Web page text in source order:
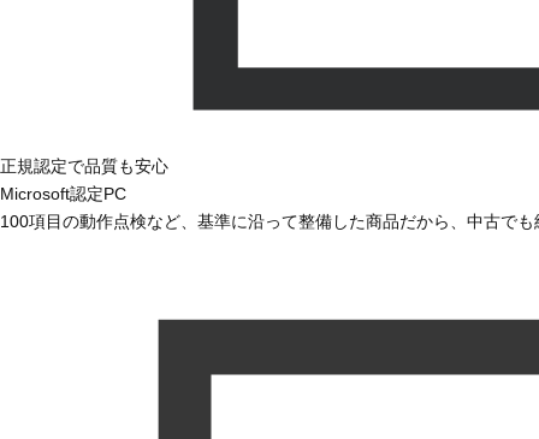
正規認定で品質も安心
Microsoft認定PC
100項目の動作点検など、基準に沿って整備した商品だから、中古で